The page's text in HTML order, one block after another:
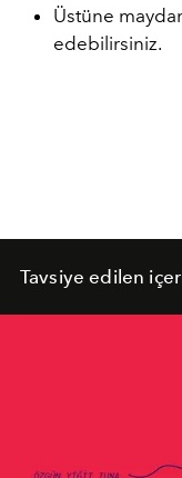
Üstüne
edebilirsiniz.
Tavsiye edilen